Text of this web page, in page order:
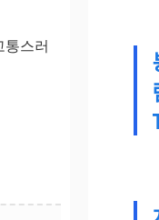
통스러